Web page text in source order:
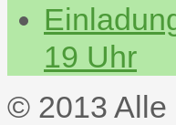
19 Uhr
© 2013